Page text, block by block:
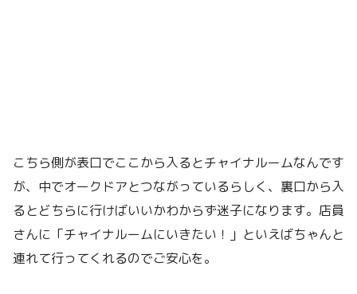
こちら側が表口でここから入るとチャイナルームなんです
が、中でオークドアとつながっているらしく、裏口から入
るとどちらに行けばいいかわからず迷子になります。店員
さんに「チャイナルームにいきたい！」といえばちゃんと
連れて行ってくれるのでご安心を。